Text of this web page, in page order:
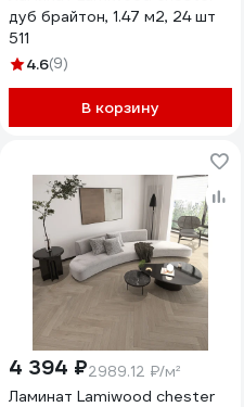
дуб брайтон, 1.47 м2, 24 шт
511
4.6(9)
В корзину
4 394 ₽2989.12 ₽/м²
Ламинат Lamiwood chester